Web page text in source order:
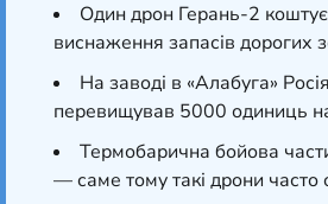
Один дрон Герань-2 коштує
виснаження запасів дорогих
На заводі в «Алабуга»
перевищував 5000 одиниць
Термобарична бойова
— саме тому такі дрони часто